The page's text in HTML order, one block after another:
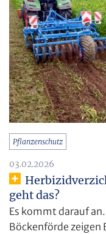
Pflanzenschutz
03.02.2026
geht das?
Es kommt darauf
Böckenförde zeigen